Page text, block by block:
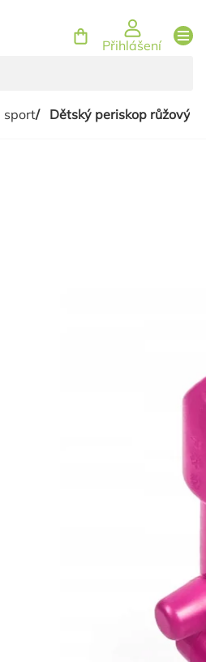
Přihlášení
sport/ Dětský periskop růžový